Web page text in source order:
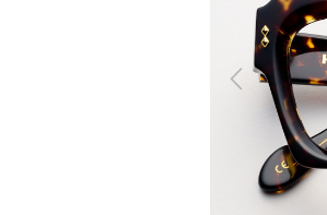
Precedente